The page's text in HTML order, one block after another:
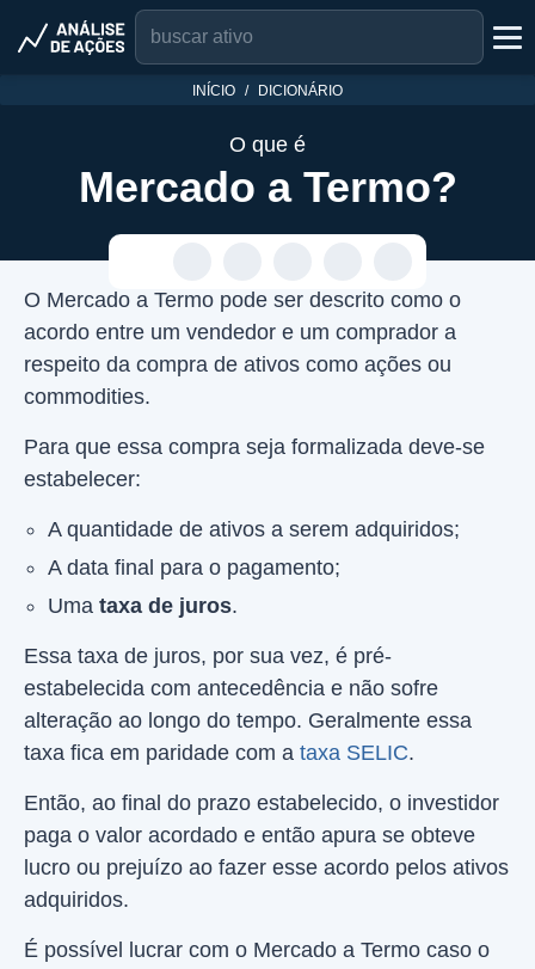
INÍCIO DICIONÁRIO
O que é
Mercado a Termo?
O Mercado a Termo pode ser descrito como o
acordo entre um vendedor e um comprador a
respeito da compra de ativos como ações ou
commodities.
Para que essa compra seja formalizada deve-se
estabelecer:
A quantidade de ativos a serem adquiridos;
A data final para o pagamento;
Uma taxa de juros.
Essa taxa de juros, por sua vez, é pré-
estabelecida com antecedência e não sofre
alteração ao longo do tempo. Geralmente essa
taxa fica em paridade com a taxa SELIC.
Então, ao final do prazo estabelecido, o investidor
paga o valor acordado e então apura se obteve
lucro ou prejuízo ao fazer esse acordo pelos ativos
adquiridos.
É possível lucrar com o Mercado a Termo caso o